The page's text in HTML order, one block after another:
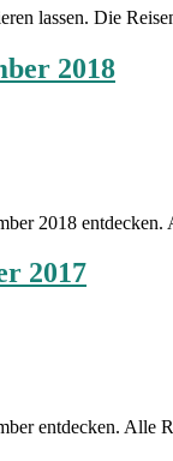
lassen. Die
2018
2018
2017
entdecken.